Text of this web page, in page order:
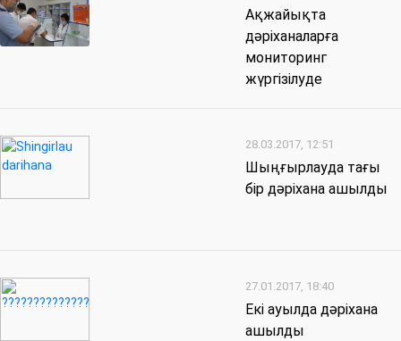
Ақжайықта
дәріханаларға
мониторинг
жүргізілуде
28.03.2017, 12:51
Шыңғырлауда тағы
бір дәріхана ашылды
27.01.2017, 18:40
Екі ауылда дәріхана
ашылды